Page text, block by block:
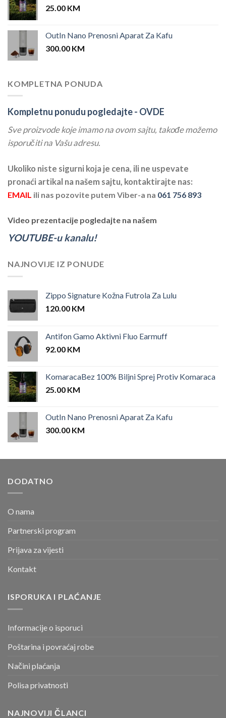
25.00 KM
OutIn Nano Prenosni Aparat Za Kafu
300.00 KM
KOMPLETNA PONUDA
Kompletnu ponudu pogledajte - OVDE
Sve proizvode koje imamo na ovom sajtu, takođe možemo
isporučiti na Vašu adresu.
Ukoliko niste sigurni koja je cena, ili ne uspevate
pronaći artikal na našem sajtu, kontaktirajte nas:
EMAIL ili nas pozovite putem Viber-a na 061 756 893
Video prezentacije pogledajte na našem
YOUTUBE-u kanalu!
NAJNOVIJE IZ PONUDE
Zippo Signature Kožna Futrola Za Lulu
120.00 KM
Antifon Gamo Aktivni Fluo Earmuff
92.00 KM
KomaracaBez 100% Biljni Sprej Protiv Komaraca
25.00 KM
OutIn Nano Prenosni Aparat Za Kafu
300.00 KM
DODATNO
O nama
Partnerski program
Prijava za vijesti
Kontakt
ISPORUKA I PLAĆANJE
Informacije o isporuci
Poštarina i povraćaj robe
Načini plaćanja
Polisa privatnosti
NAJNOVIJI ČLANCI